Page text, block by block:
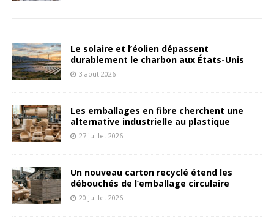
Le solaire et l’éolien dépassent
durablement le charbon aux États-Unis
3 août 2026
Les emballages en fibre cherchent une
alternative industrielle au plastique
27 juillet 2026
Un nouveau carton recyclé étend les
débouchés de l’emballage circulaire
20 juillet 2026